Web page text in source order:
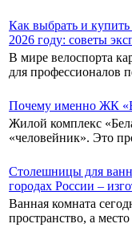
Как выбрать и
2026 году: советы
В мире велоспорта
для профессионалов
Почему именно ЖК
Жилой комплекс
«человейник». Это
Столешницы для
городах России –
Ванная комната
пространство, а